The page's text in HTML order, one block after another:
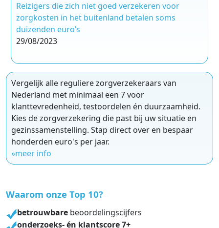
Reizigers die zich niet goed verzekeren voor
zorgkosten in het buitenland betalen soms
duizenden euro’s
29/08/2023
Vergelijk alle reguliere zorgverzekeraars van
Nederland met minimaal een 7 voor
klanttevredenheid, testoordelen én duurzaamheid.
Kies de zorgverzekering die past bij uw situatie en
gezinssamenstelling. Stap direct over en bespaar
honderden euro's per jaar.
»meer info
Waarom onze Top 10?
betrouwbare beoordelingscijfers
Gebaseerd op uitgebreide analyses van
onderzoeks- én klantscore 7+